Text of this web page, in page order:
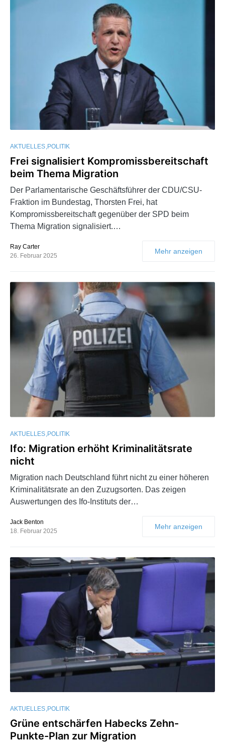
AKTUELLES POLITIK
Frei signalisiert Kompromissbereitschaft
beim Thema Migration
Der Parlamentarische Geschäftsführer der CDU/CSU-
Fraktion im Bundestag, Thorsten Frei, hat
Kompromissbereitschaft gegenüber der SPD beim
Thema Migration signalisiert.…
Ray Carter
26. Februar 2025
Mehr anzeigen
AKTUELLES POLITIK
Ifo: Migration erhöht Kriminalitätsrate
nicht
Migration nach Deutschland führt nicht zu einer höheren
Kriminalitätsrate an den Zuzugsorten. Das zeigen
Auswertungen des Ifo-Instituts der…
Jack Benton
18. Februar 2025
Mehr anzeigen
AKTUELLES POLITIK
Grüne entschärfen Habecks Zehn-
Punkte-Plan zur Migration